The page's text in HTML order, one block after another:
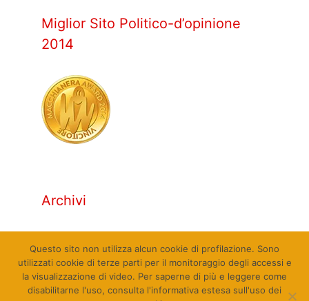
Miglior Sito Politico-d’opinione
2014
Archivi
Questo sito non utilizza alcun cookie di profilazione. Sono
utilizzati cookie di terze parti per il monitoraggio degli accessi e
la visualizzazione di video. Per saperne di più e leggere come
disabilitarne l'uso, consulta l'informativa estesa sull'uso dei